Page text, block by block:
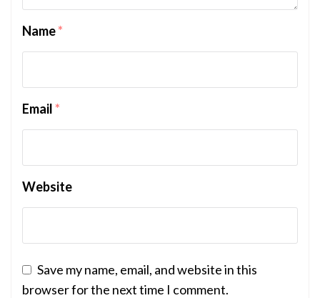
Name*
Email*
Website
Save my name, email, and website in this
browser for the next time I comment.